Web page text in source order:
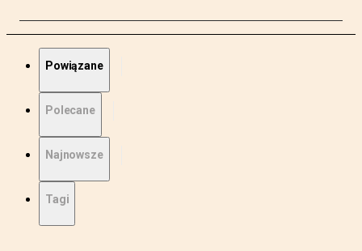
Powiązane
Polecane
Najnowsze
Tagi